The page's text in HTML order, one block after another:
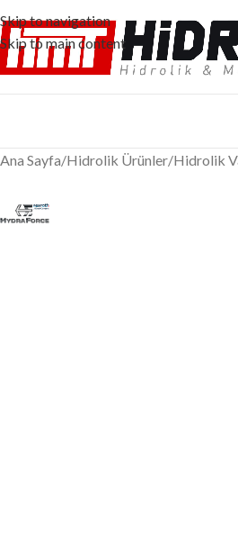
Skip to navigation
Skip to main content
Ana Sayfa/Hidrolik Ürünler/Hidrolik